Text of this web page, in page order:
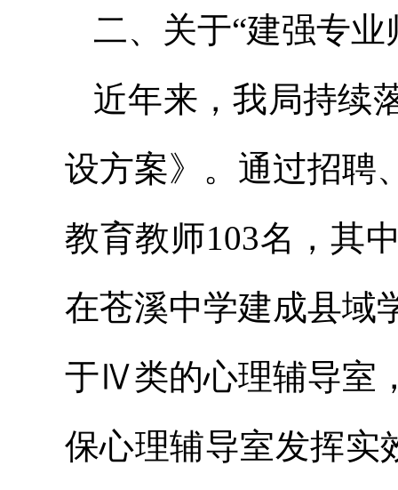
二、关于“建强专
近年来，我局持续
设方案》。通过招聘
教育教师103名，其
在苍溪中学建成县域
于Ⅳ类的心理辅导室
保心理辅导室发挥实